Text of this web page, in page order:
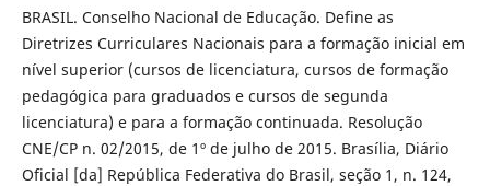
BRASIL. Conselho Nacional de Educação. Define as
Diretrizes Curriculares Nacionais para a formação inicial em
nível superior (cursos de licenciatura, cursos de formação
pedagógica para graduados e cursos de segunda
licenciatura) e para a formação continuada. Resolução
CNE/CP n. 02/2015, de 1º de julho de 2015. Brasília, Diário
Oficial [da] República Federativa do Brasil, seção 1, n. 124,